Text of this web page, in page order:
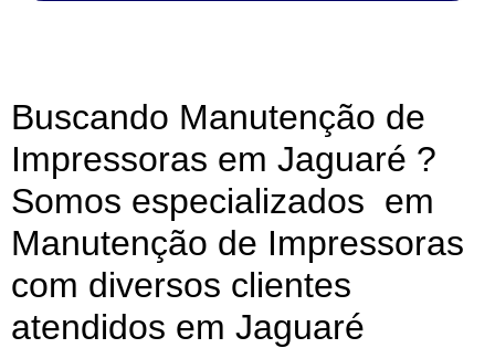
Buscando Manutenção de
Impressoras em Jaguaré ?
Somos especializados em
Manutenção de Impressoras
com diversos clientes
atendidos em Jaguaré